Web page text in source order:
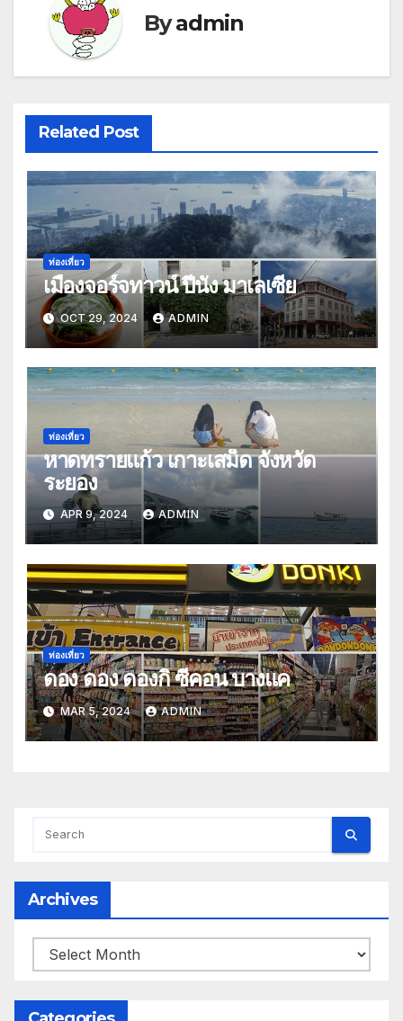
Byadmin
Related Post
ท่องเที่ยว
เมืองจอร์จทาวน์ ปีนัง มาเลเซีย
OCT 29, 2024 ADMIN
ท่องเที่ยว
หาดทรายแก้ว เกาะเสม็ด จังหวัด
ระยอง
APR 9, 2024 ADMIN
ท่องเที่ยว
ดอง ดอง ดองกิ ซีคอน บางแค
MAR 5, 2024 ADMIN
Archives
Archives